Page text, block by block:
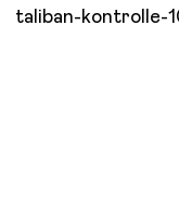
taliban-kontrolle-